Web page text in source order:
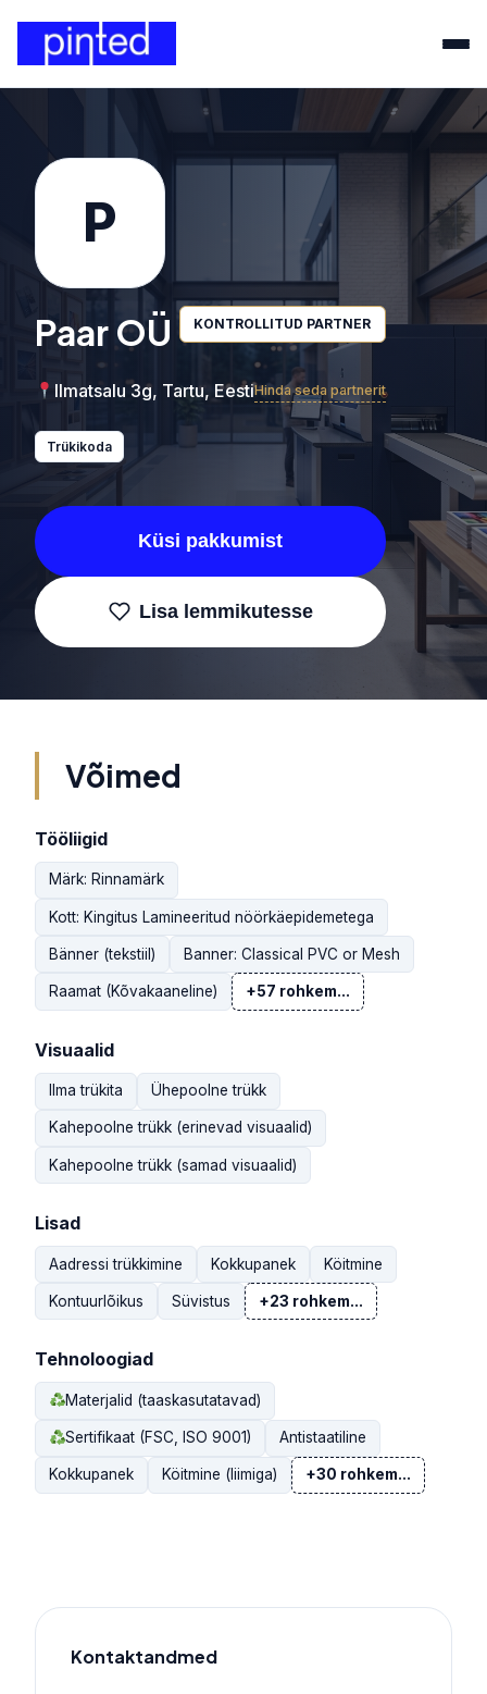
P
Paar OÜ KONTROLLITUD PARTNER
Ilmatsalu 3g, Tartu, EestiHinda seda partnerit
Trükikoda
Küsi pakkumist
Lisa lemmikutesse
Võimed
Tööliigid
Märk: Rinnamärk
Kott: Kingitus Lamineeritud nöörkäepidemetega
Bänner (tekstiil) Banner: Classical PVC or Mesh
Raamat (Kõvakaaneline) +57 rohkem...
Visuaalid
Ilma trükita Ühepoolne trükk
Kahepoolne trükk (erinevad visuaalid)
Kahepoolne trükk (samad visuaalid)
Lisad
Aadressi trükkimine Kokkupanek Köitmine
Kontuurlõikus Süvistus +23 rohkem...
Tehnoloogiad
Materjalid (taaskasutatavad)
Sertifikaat (FSC, ISO 9001) Antistaatiline
Kokkupanek Köitmine (liimiga) +30 rohkem...
Kontaktandmed